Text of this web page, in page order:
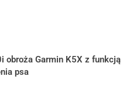
obroża Garmin K5X z funkcją
psa